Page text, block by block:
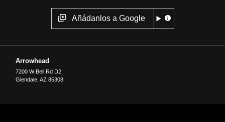
Añádanlos a Google
Arrowhead
7200 W Bell Rd D2
Glendale ,AZ 85308